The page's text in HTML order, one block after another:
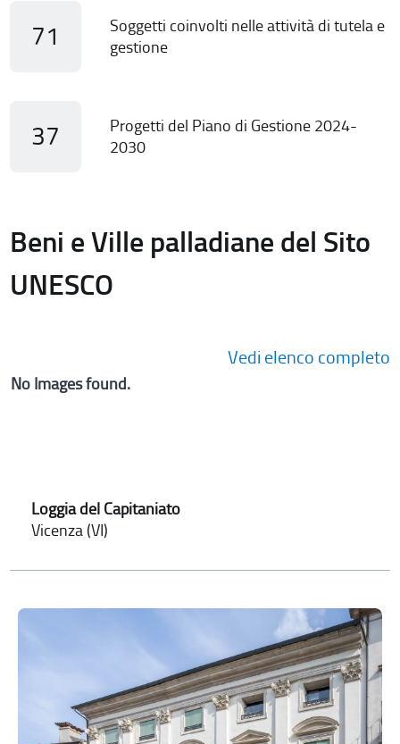
71
Soggetti coinvolti nelle attività di tutela e
gestione
37
Progetti del Piano di Gestione 2024-
2030
Beni e Ville palladiane del Sito
UNESCO
Vedi elenco completo
No Images found.
Loggia del Capitaniato
Vicenza (VI)